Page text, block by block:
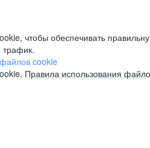
чтобы обеспечивать
трафик.
cookie
Правила использования